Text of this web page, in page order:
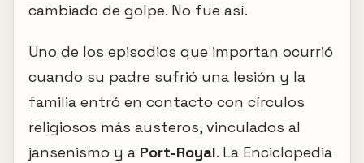
cambiado de golpe. No fue así.
Uno de los episodios que importan ocurrió
cuando su padre sufrió una lesión y la
familia entró en contacto con círculos
religiosos más austeros, vinculados al
jansenismo y a Port-Royal. La Enciclopedia